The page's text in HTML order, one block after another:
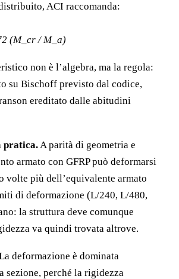
ACI raccomanda:
(M_cr / M_a)
non è l’algebra, ma la regola:
su Bischoff previsto dal codice,
ereditato dalle abitudini
pratica.A parità di geometria e
armato con GFRP può deformarsi
volte più dell’equivalente armato
di deformazione (L/240, L/480,
la struttura deve comunque
va quindi trovata altrove.
deformazione è dominata
sezione, perché la rigidezza